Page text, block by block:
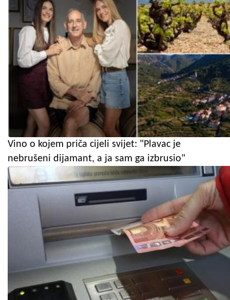
Vino o kojem priča cijeli svijet: "Plavac je
nebrušeni dijamant, a ja sam ga izbrusio"